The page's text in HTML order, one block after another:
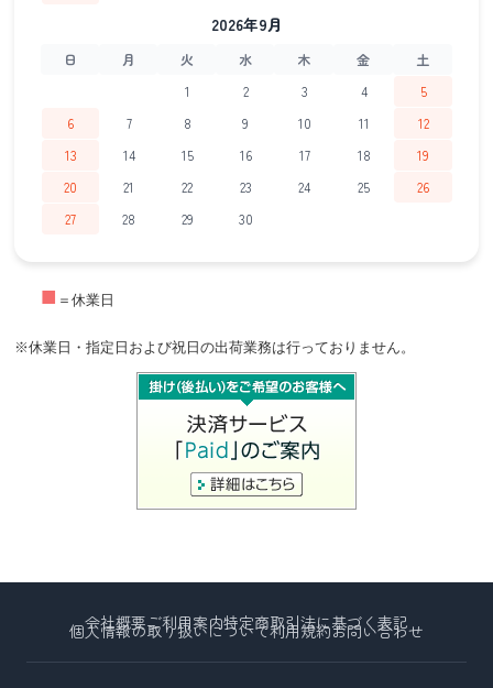
2026年9月
日 月 火 水 木 金
土
1
2 3 4
5
6
7 8 9 10 11
12
13
14 15 16 17 18
19
20
21 22 23 24 25
26
27
28 29 30
■ ＝休業日
※休業日・指定日および祝日の出荷業務は行っておりません。
会社概要ご利用案内特定商取引法に基づく表記
個人情報の取り扱いについて利用規約お問い合わせ